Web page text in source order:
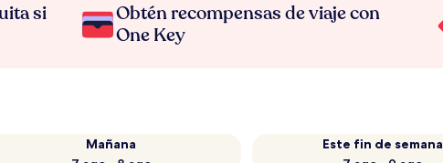
si
Obtén recompensas de viaje con
One Key
Mañana
Este fin de semana